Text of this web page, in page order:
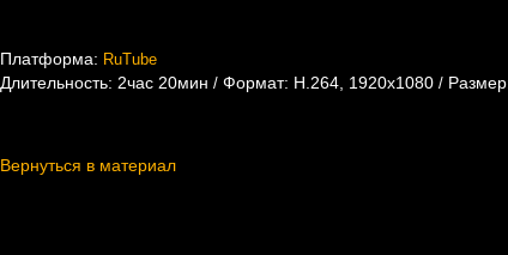
Платформа: RuTube
Длительность: 2час 20мин / Формат: Н.264, 1920х1080 /
Вернуться в материал